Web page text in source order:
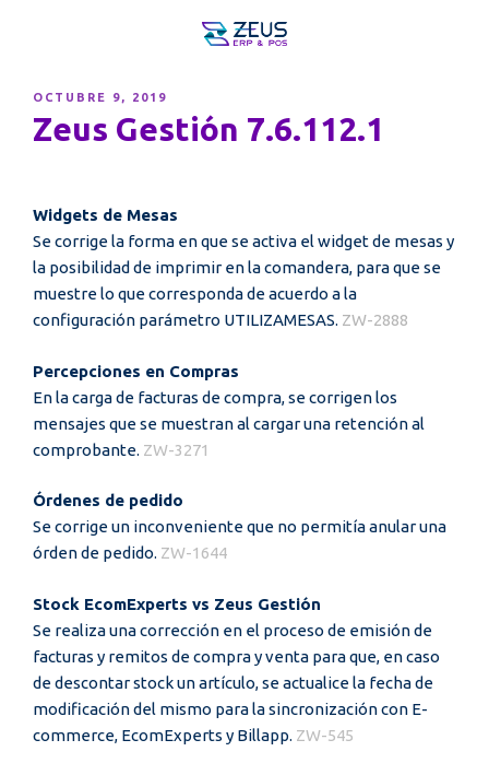
PUBLICADO
EL
OCTUBRE 9, 2019
Zeus Gestión 7.6.112.1
Widgets de Mesas
Se corrige la forma en que se activa el widget de mesas y
la posibilidad de imprimir en la comandera, para que se
muestre lo que corresponda de acuerdo a la
configuración parámetro UTILIZAMESAS. ZW-2888
Percepciones en Compras
En la carga de facturas de compra, se corrigen los
mensajes que se muestran al cargar una retención al
comprobante. ZW-3271
Órdenes de pedido
Se corrige un inconveniente que no permitía anular una
órden de pedido. ZW-1644
Stock EcomExperts vs Zeus Gestión
Se realiza una corrección en el proceso de emisión de
facturas y remitos de compra y venta para que, en caso
de descontar stock un artículo, se actualice la fecha de
modificación del mismo para la sincronización con E-
commerce, EcomExperts y Billapp. ZW-545